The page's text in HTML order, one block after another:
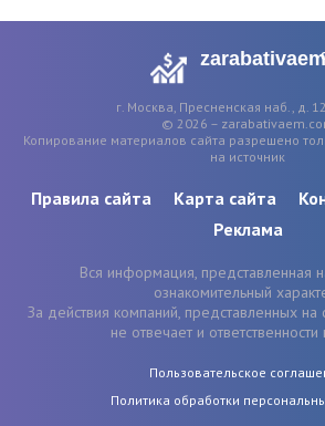
zarabativaem
г. Москва, Пресненская наб., д.
© 2026 –
Копирование материалов сайта разрешено
на источник
Правила сайта Карта сайта
Реклама
Вся информация, представленная
ознакомительный
За действия компаний, представленных на
не отвечает и ответственности
Пользовательское
Политика обработки